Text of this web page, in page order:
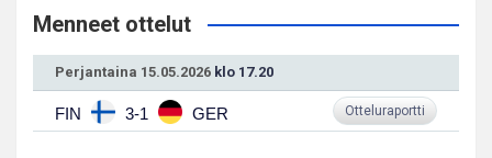
Menneet ottelut
Perjantaina 15.05.2026 klo 17.20
FIN 3-1 GER Otteluraportti